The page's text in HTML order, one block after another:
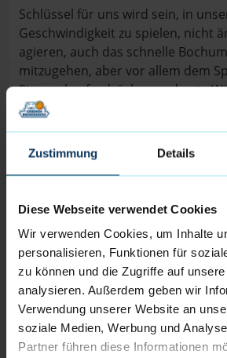
Zustimmung Details
Diese Webseite verwendet Cookies
Wir verwenden Cookies, um Inhalte
personalisieren, Funktionen für
zu können und die Zugriffe auf
analysieren. Außerdem geben wir
Verwendung unserer Website an
soziale Medien, Werbung und
Partner führen diese Informationen
Schlüssel für uns wird sein, in
Geschwindigkeit zu spielen, nicht
agieren, auch das schnelle
mitzugehen, aber vor allem dem
Stempel aufzudrücken und gute
Ein Sieg am Samstag wäre ein Big
ein tolles vorweihnachtliches
Eisbären-Familie. Wir werden alles
23.12.2023 um 19.00 Uhr in der
sportdeutschland.tv.
Der Kader der Eisbären
Aaron Cook (0), Jordan Giles (1),
Lenny Larysz (4), Jarelle Reischel
Breitlauch (7), Anton Meyer (9),